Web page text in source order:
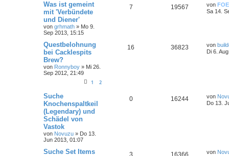
Was ist gemeint
mit 'Verbündete
und Diener'
von grhmath » Mo 9.
Sep 2013, 15:15
7 19567 von FOE
Sa 14.
Questbelohnung
bei Cacklespits
Brew?
von Ronnyboy » Mi 26.
Sep 2012, 21:49
1 2
16 36823 von
Di 6.
Suche
Knochenspaltkeil
(Legendary) und
Schädel von
Vastok
von Novuzu » Do 13.
Jun 2013, 01:07
0 16244 von
Do 13.
Suche Set Items
3 16366 von